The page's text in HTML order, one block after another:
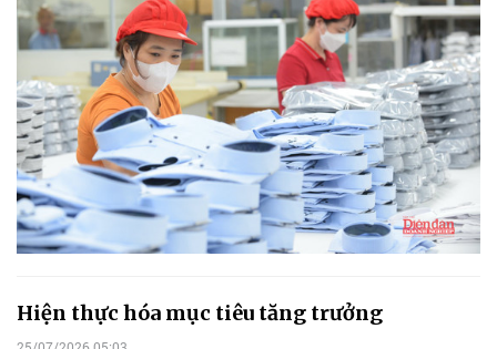
Hiện thực hóa mục tiêu tăng trưởng